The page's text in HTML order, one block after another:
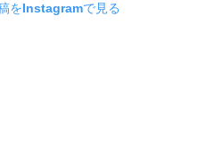
をInstagramで見る